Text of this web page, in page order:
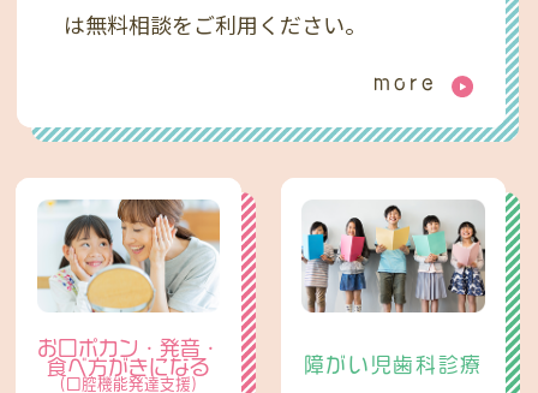
は無料相談をご利用ください。
more
お口ポカン・発音・
食べ方がきになる
（口腔機能発達支援）
障がい児歯科診療